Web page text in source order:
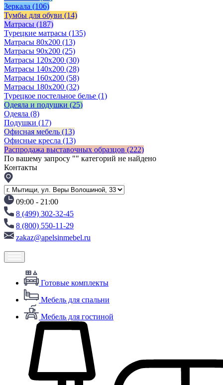
Зеркала (106)
Тумбы для обуви (14)
Матрасы (187)
Турецкие матрасы (135)
Матрасы 80x200 (13)
Матрасы 90х200 (25)
Матрасы 120х200 (30)
Матрасы 140х200 (28)
Матрасы 160х200 (58)
Матрасы 180х200 (32)
Турецкое постельное белье (1)
Одеяла и подушки (25)
Одеяла (8)
Подушки (17)
Офисная мебель (13)
Офисные кресла (13)
Распродажа выставочных образцов (222)
По вашему запросу "" категорий не найдено
Контакты
09:00 - 21:00
8 (499) 302-32-45
8 (800) 550-11-29
zakaz@apelsinmebel.ru
Готовые комплекты
Мебель для спальни
Мебель для гостиной